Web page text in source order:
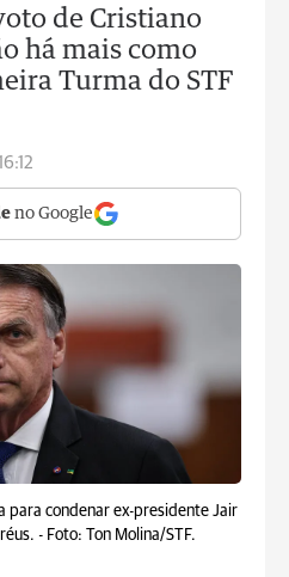
de Cristiano
há mais como
Turma do STF
no Google
para condenar ex-presidente Jair
- Foto: Ton Molina/STF.